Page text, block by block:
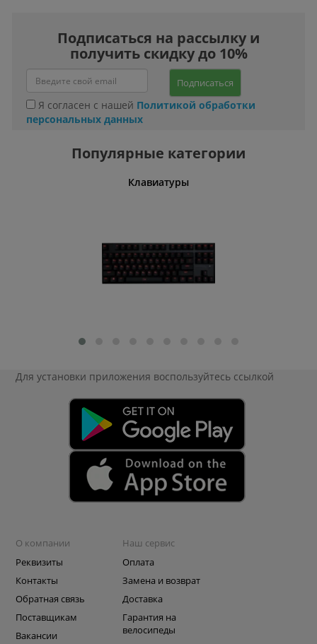
Подписаться на рассылку и
получить скидку до 10%
Подписаться
Я согласен с нашей Политикой обработки
персональных данных
Популярные категории
Клавиатуры
Для установки приложения воспользуйтесь ссылкой
О компании
Реквизиты
Контакты
Обратная связь
Поставщикам
Вакансии
Наш сервис
Оплата
Замена и возврат
Доставка
Гарантия на
велосипеды